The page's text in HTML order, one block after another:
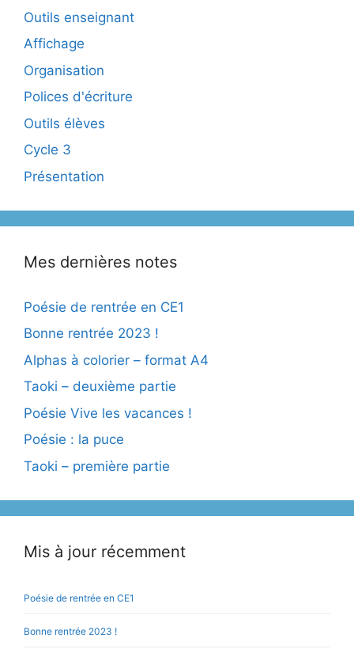
Outils enseignant
Affichage
Organisation
Polices d'écriture
Outils élèves
Cycle 3
Présentation
Mes dernières notes
Poésie de rentrée en CE1
Bonne rentrée 2023 !
Alphas à colorier – format A4
Taoki – deuxième partie
Poésie Vive les vacances !
Poésie : la puce
Taoki – première partie
Mis à jour récemment
Poésie de rentrée en CE1
Bonne rentrée 2023 !